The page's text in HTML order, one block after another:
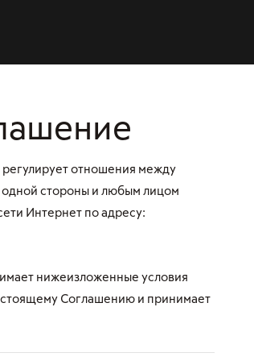
отношения между
стороны и любым лицом
Интернет по адресу:
нижеизложенные условия
Соглашению и принимает